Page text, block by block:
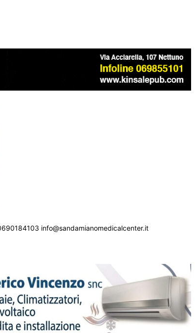
info@sandamianomedicalcenter.it